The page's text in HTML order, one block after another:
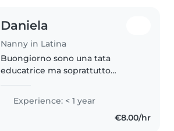
Daniela
Nanny in Latina
Buongiorno sono una tata
educatrice ma soprattutto
anni e l'altro di 18 anni, questo ha
la sindrome di down. Quindi me
la cavo con ragazzi come lui. Ho..
Experience: < 1 year
€8.00/hr